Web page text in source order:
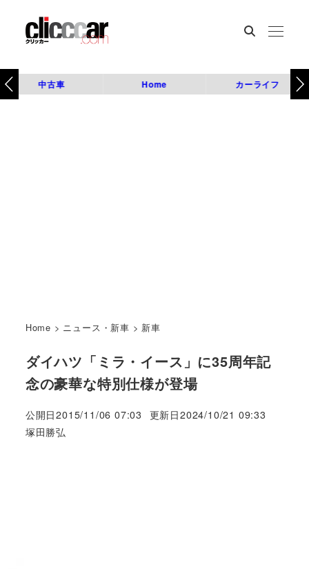
中古車 Home カーライフ
Home > ニュース・新車 > 新車
ダイハツ「ミラ・イース」に35周年記
念の豪華な特別仕様が登場
公開日2015/11/06 07:03 更新日2024/10/21 09:33
著
塚田勝弘